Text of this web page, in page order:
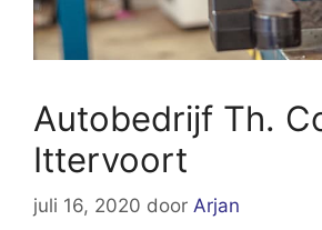
Autobedrijf Th.
Ittervoort
juli 16, 2020 door Arjan